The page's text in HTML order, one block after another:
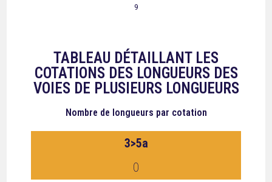
9
TABLEAU DÉTAILLANT LES
COTATIONS DES LONGUEURS DES
VOIES DE PLUSIEURS LONGUEURS
Nombre de longueurs par cotation
3>5a
0